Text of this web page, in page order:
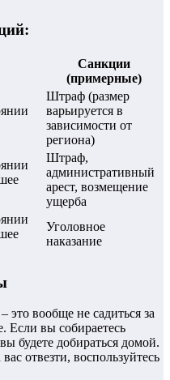
Санкции
(примерные)
Штраф (размер
варьируется в
зависимости от
региона)
Штраф,
административный
арест, возмещение
ущерба
Уголовное
наказание
вообще не садиться за
Если вы собираетесь
будете добираться домой.
отвезти, воспользуйтесь